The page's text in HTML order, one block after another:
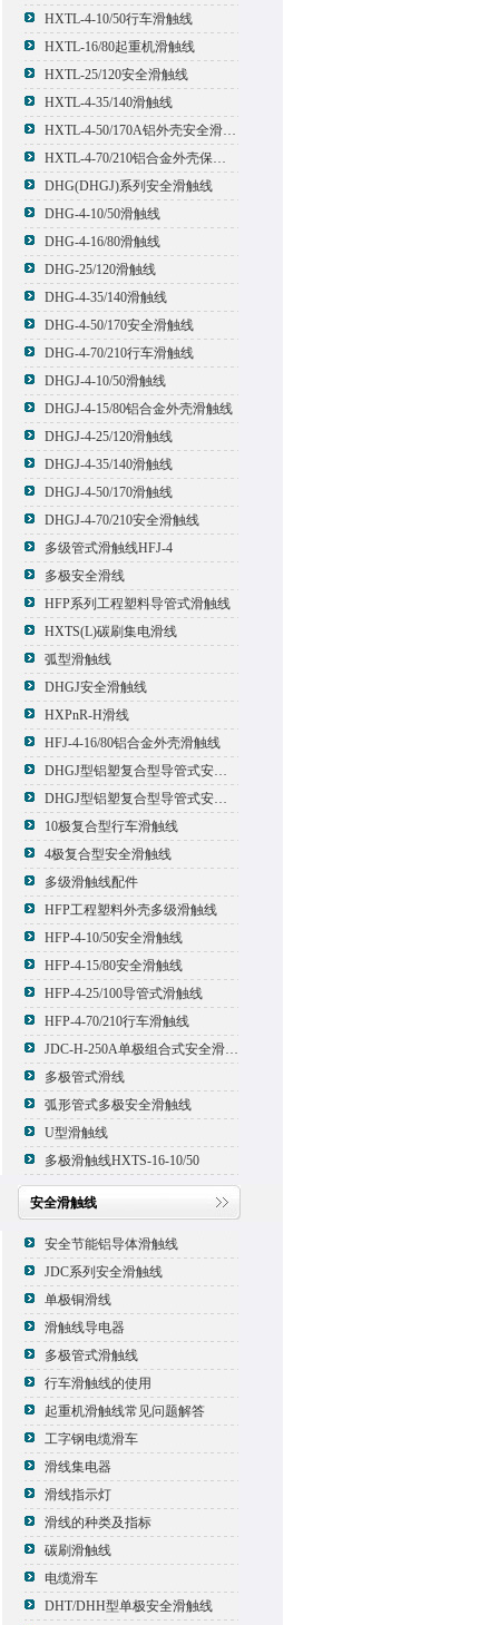
HXTL-4-10/50行车滑触线
HXTL-16/80起重机滑触线
HXTL-25/120安全滑触线
HXTL-4-35/140滑触线
HXTL-4-50/170A铝外壳安全滑触线
HXTL-4-70/210铝合金外壳保护多极管式滑触线
DHG(DHGJ)系列安全滑触线
DHG-4-10/50滑触线
DHG-4-16/80滑触线
DHG-25/120滑触线
DHG-4-35/140滑触线
DHG-4-50/170安全滑触线
DHG-4-70/210行车滑触线
DHGJ-4-10/50滑触线
DHGJ-4-15/80铝合金外壳滑触线
DHGJ-4-25/120滑触线
DHGJ-4-35/140滑触线
DHGJ-4-50/170滑触线
DHGJ-4-70/210安全滑触线
多级管式滑触线HFJ-4
多极安全滑线
HFP系列工程塑料导管式滑触线
HXTS(L)碳刷集电滑线
弧型滑触线
DHGJ安全滑触线
HXPnR-H滑线
HFJ-4-16/80铝合金外壳滑触线
DHGJ型铝塑复合型导管式安全滑触线
DHGJ型铝塑复合型导管式安全滑触线
10极复合型行车滑触线
4极复合型安全滑触线
多级滑触线配件
HFP工程塑料外壳多级滑触线
HFP-4-10/50安全滑触线
HFP-4-15/80安全滑触线
HFP-4-25/100导管式滑触线
HFP-4-70/210行车滑触线
JDC-H-250A单极组合式安全滑触线
多极管式滑线
弧形管式多极安全滑触线
U型滑触线
多极滑触线HXTS-16-10/50
安全滑触线
安全节能铝导体滑触线
JDC系列安全滑触线
单极铜滑线
滑触线导电器
多极管式滑触线
行车滑触线的使用
起重机滑触线常见问题解答
工字钢电缆滑车
滑线集电器
滑线指示灯
滑线的种类及指标
碳刷滑触线
电缆滑车
DHT/DHH型单极安全滑触线